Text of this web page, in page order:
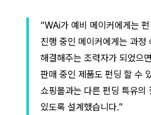
“WAi가 예비 메이커에게는
진행 중인 메이커에게는 과정
해결해주는 조력자가 되었으
판매 중인 제품도 펀딩 할 수
쇼핑몰과는 다른 펀딩 특유의
있도록 설계했습니다.”